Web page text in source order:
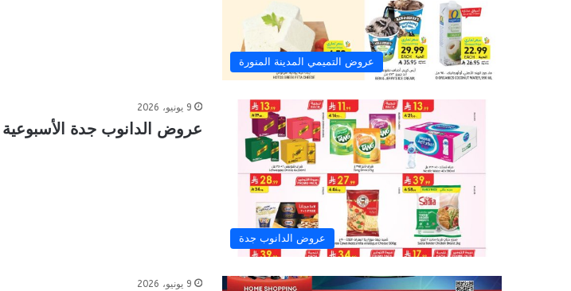
عروض التميمي المدينة المنورة
عروض الدانوب جدة
9 يونيو، 2026
عروض الدانوب جدة الأسبوعية 10 يونيو 2026 الموافق 24 ذو الحجة 1447 أقوى الصفقات
9 يونيو، 2026